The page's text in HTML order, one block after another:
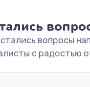
вопросы
с радостью